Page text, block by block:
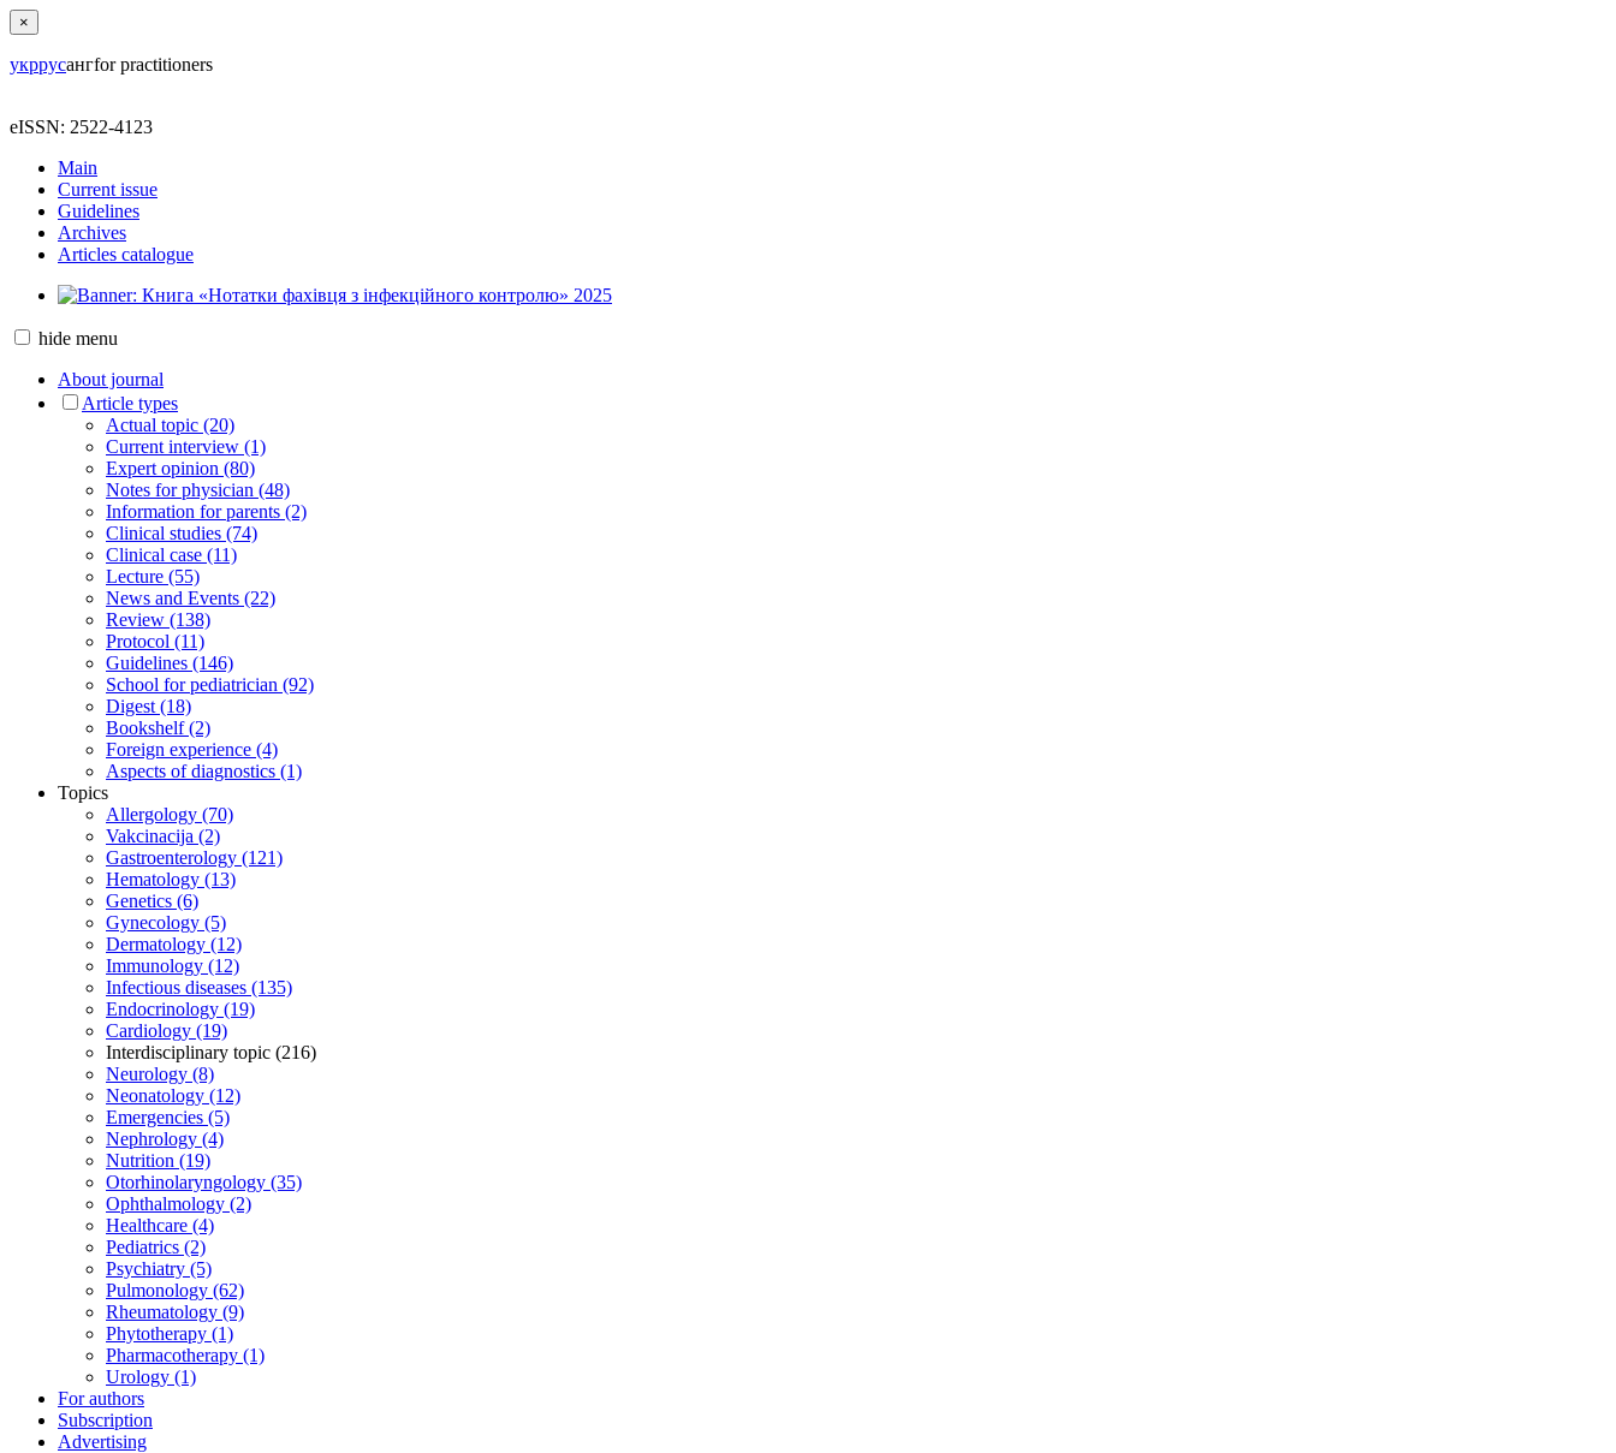
×
укррусангfor practitioners
eISSN: 2522-4123
Main
Current issue
Guidelines
Archives
Articles catalogue
hide menu
About journal
Article types
Actual topic (20)
Current interview (1)
Expert opinion (80)
Notes for physician (48)
Information for parents (2)
Clinical studies (74)
Clinical case (11)
Lecture (55)
News and Events (22)
Review (138)
Protocol (11)
Guidelines (146)
School for pediatrician (92)
Digest (18)
Bookshelf (2)
Foreign experience (4)
Aspects of diagnostics (1)
Topics
Allergology (70)
Vakcinacija (2)
Gastroenterology (121)
Hematology (13)
Genetics (6)
Gynecology (5)
Dermatology (12)
Immunology (12)
Infectious diseases (135)
Endocrinology (19)
Cardiology (19)
Interdisciplinary topic (216)
Neurology (8)
Neonatology (12)
Emergencies (5)
Nephrology (4)
Nutrition (19)
Otorhinolaryngology (35)
Ophthalmology (2)
Healthcare (4)
Pediatrics (2)
Psychiatry (5)
Pulmonology (62)
Rheumatology (9)
Phytotherapy (1)
Pharmacotherapy (1)
Urology (1)
For authors
Subscription
Advertising